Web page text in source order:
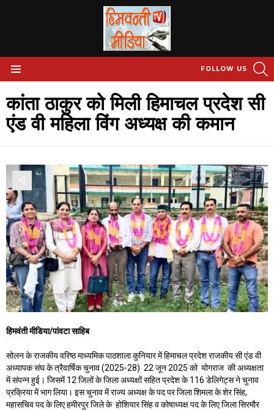
FOLLOW US
कांता ठाकुर को मिली हिमाचल प्रदेश सी
एंड वी महिला विंग अध्यक्ष की कमान
हिमवंती मीडिया/पांवटा साहिब
सोलन के राजकीय वरिष्ठ माध्यमिक पाठशाला कुनियार में हिमाचल प्रदेश राजकीय सी एंड वी
अध्यापक संघ के ‌‌त्रैवार्षिक चुनाव (2025-28) 22 जून 2025 को योगराज की अध्यक्षता
में संपन्न हुई। जिसमें 12 जिलों के जिला अध्यक्षों सहित प्रदेश के 116 डेलिगेट्स ने चुनाव
प्रक्रिया में भाग लिया। इस चुनाव में राज्य अध्यक्ष के पद पर जिला शिमला के शेर सिंह,
महासचिव पद के लिए हमीरपुर जिले के होशियार सिंह व कोषाध्यक्ष पद के लिए जिला सिरमौर